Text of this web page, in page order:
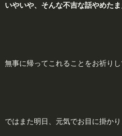
いやいや、そんな不吉な話やめたま
無事に帰ってこれることをお祈り
ではまた明日、元気でお目に掛か